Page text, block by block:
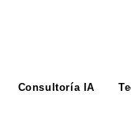
Consultoría IA